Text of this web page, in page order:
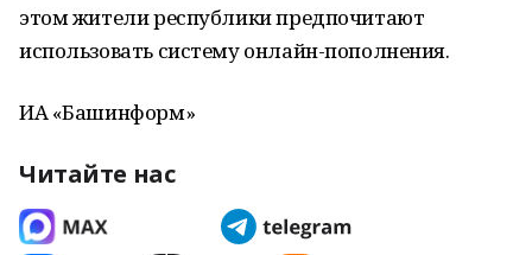
этом жители республики предпочитают
использовать систему онлайн-пополнения.
ИА «Башинформ»
Читайте нас